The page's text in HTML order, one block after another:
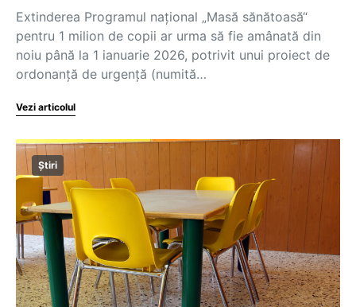
Extinderea Programul național „Masă sănătoasă“
pentru 1 milion de copii ar urma să fie amânată din
noiu până la 1 ianuarie 2026, potrivit unui proiect de
ordonanță de urgență (numită…
Vezi articolul
Știri